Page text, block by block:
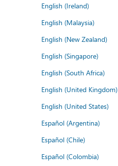
English (Ireland)
English (Malaysia)
English (New Zealand)
English (Singapore)
English (South Africa)
English (United Kingdom)
English (United States)
Español (Argentina)
Español (Chile)
Español (Colombia)